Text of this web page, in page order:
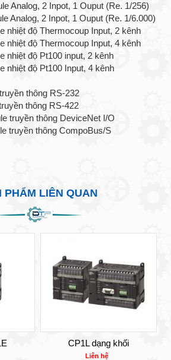
Analog, 2 Inpot, 1 Ouput (Re. 1/256)
Analog, 2 Inpot, 1 Ouput (Re. 1/6.000)
nhiệt độ Thermocoup Input, 2 kênh
nhiệt độ Thermocoup Input, 4 kênh
nhiệt độ Pt100 input, 2 kênh
nhiệt độ Pt100 Input, 4 kênh
thông RS-232
thông RS-422
truyền thông DeviceNet I/O
truyền thông CompoBus/S
PHẨM LIÊN QUAN
CP1L dạng khối
Liên hệ